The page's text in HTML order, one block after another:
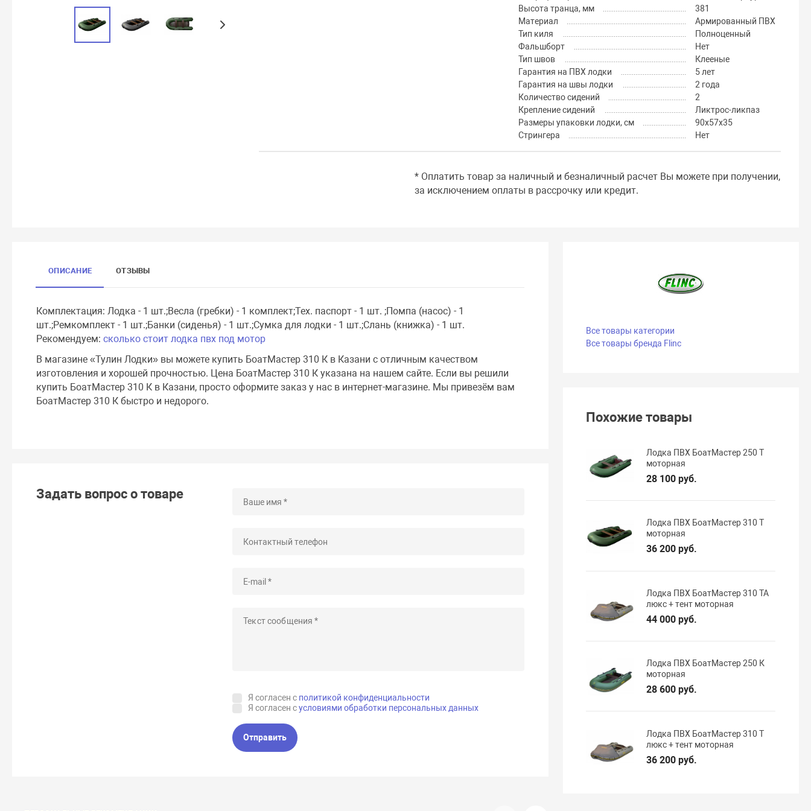
Высота транца, мм
381
Материал
Армированный ПВХ
Тип киля
Полноценный
Фальшборт
Нет
Тип швов
Клееные
Гарантия на ПВХ лодки
5 лет
Гарантия на швы лодки
2 года
Количество сидений
2
Крепление сидений
Ликтрос-ликпаз
Размеры упаковки лодки, см
90х57х35
Стрингера
Нет
* Оплатить товар за наличный и безналичный расчет Вы можете при получении,
за исключением оплаты в рассрочку или кредит.
ОПИСАНИЕ ОТЗЫВЫ
Комплектация: Лодка - 1 шт.;Весла (гребки) - 1 комплект;Тех. паспорт - 1 шт. ;Помпа (насос) - 1
шт.;Ремкомплект - 1 шт.;Банки (сиденья) - 1 шт.;Сумка для лодки - 1 шт.;Слань (книжка) - 1 шт.
Рекомендуем:сколько стоит лодка пвх под мотор
В магазине «Тулин Лодки» вы можете купить БоатМастер 310 К в Казани с отличным качеством
изготовления и хорошей прочностью. Цена БоатМастер 310 К указана на нашем сайте. Если вы решили
купить БоатМастер 310 К в Казани, просто оформите заказ у нас в интернет-магазине. Мы привезём вам
БоатМастер 310 К быстро и недорого.
Задать вопрос о товаре
Я согласен с политикой конфиденциальности
Я согласен сусловиями обработки персональных данных
Отправить
Все товары категории
Все товары бренда Flinc
Похожие товары
Лодка ПВХ БоатМастер 250 T
моторная
28 100 руб.
Лодка ПВХ БоатМастер 310 T
моторная
36 200 руб.
Лодка ПВХ БоатМастер 310 TA
люкс + тент моторная
44 000 руб.
Лодка ПВХ БоатМастер 250 К
моторная
28 600 руб.
Лодка ПВХ БоатМастер 310 T
люкс + тент моторная
36 200 руб.